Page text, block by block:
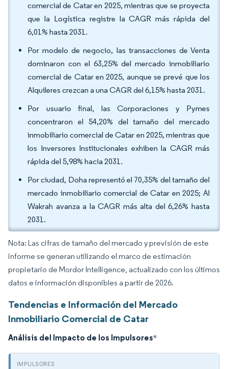
comercial de Catar en 2025, mientras que se proyecta
que la Logística registre la CAGR más rápida del
6,01% hasta 2031.
Por modelo de negocio, las transacciones de Venta
dominaron con el 63,25% del mercado inmobiliario
comercial de Catar en 2025, aunque se prevé que los
Alquileres crezcan a una CAGR del 6,15% hasta 2031.
Por usuario final, las Corporaciones y Pymes
concentraron el 54,20% del tamaño del mercado
inmobiliario comercial de Catar en 2025, mientras que
los Inversores Institucionales exhiben la CAGR más
rápida del 5,98% hacia 2031.
Por ciudad, Doha representó el 70,35% del tamaño del
mercado inmobiliario comercial de Catar en 2025; Al
Wakrah avanza a la CAGR más alta del 6,26% hasta
2031.
Nota: Las cifras de tamaño del mercado y previsión de este
informe se generan utilizando el marco de estimación
propietario de Mordor Intelligence, actualizado con los últimos
datos e información disponibles a partir de 2026.
Tendencias e Información del Mercado
Inmobiliario Comercial de Catar
Análisis del Impacto de los Impulsores*